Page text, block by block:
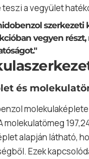
a vegyület
vegyen
és
molekulaképlete
molekulatömeg
alapján látható,
Ezek